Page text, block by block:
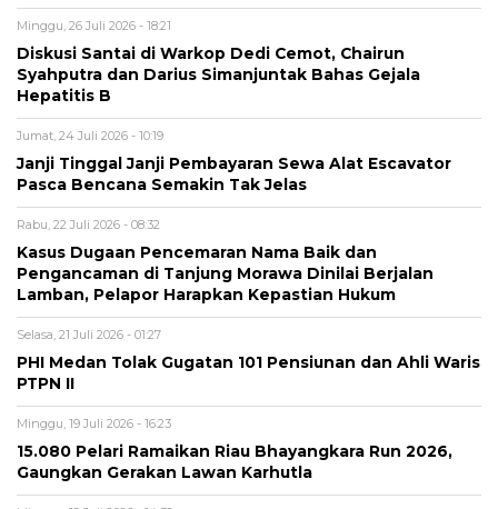
Minggu, 26 Juli 2026 - 18:21
Diskusi Santai di Warkop Dedi Cemot, Chairun
Syahputra dan Darius Simanjuntak Bahas Gejala
Hepatitis B
Jumat, 24 Juli 2026 - 10:19
Janji Tinggal Janji Pembayaran Sewa Alat Escavator
Pasca Bencana Semakin Tak Jelas
Rabu, 22 Juli 2026 - 08:32
Kasus Dugaan Pencemaran Nama Baik dan
Pengancaman di Tanjung Morawa Dinilai Berjalan
Lamban, Pelapor Harapkan Kepastian Hukum
Selasa, 21 Juli 2026 - 01:27
PHI Medan Tolak Gugatan 101 Pensiunan dan Ahli Waris
PTPN II
Minggu, 19 Juli 2026 - 16:23
15.080 Pelari Ramaikan Riau Bhayangkara Run 2026,
Gaungkan Gerakan Lawan Karhutla